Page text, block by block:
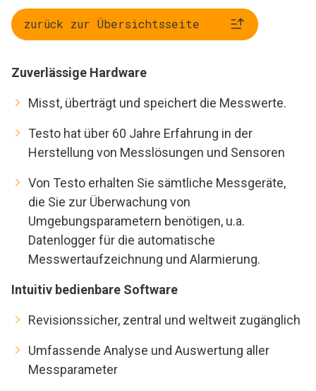
zurück zur Übersichtsseite
Zuverlässige Hardware
Misst, überträgt und speichert die Messwerte.
Testo hat über 60 Jahre Erfahrung in der
Herstellung von Messlösungen und Sensoren
Von Testo erhalten Sie sämtliche Messgeräte,
die Sie zur Überwachung von
Umgebungsparametern benötigen, u.a.
Datenlogger für die automatische
Messwertaufzeichnung und Alarmierung.
Intuitiv bedienbare Software
Revisionssicher, zentral und weltweit zugänglich
Umfassende Analyse und Auswertung aller
Messparameter